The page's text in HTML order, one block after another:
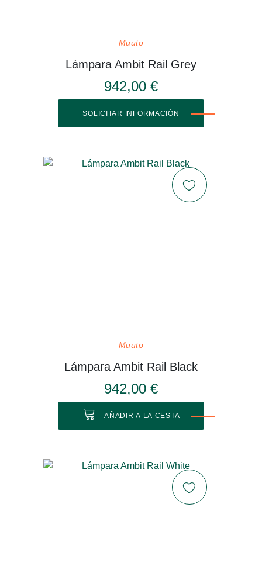
Muuto
Lámpara Ambit Rail Grey
942,00 €
SOLICITAR INFORMACIÓN
Muuto
Lámpara Ambit Rail Black
942,00 €
AÑADIR A LA CESTA